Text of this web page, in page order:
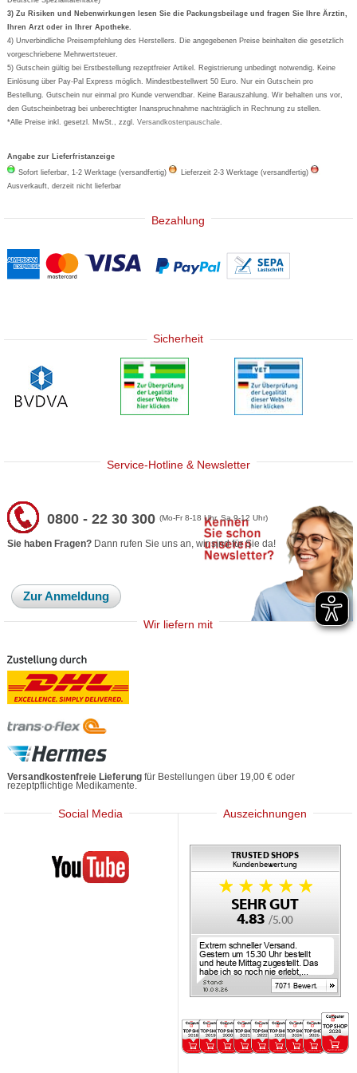
Formoline
Wick
Eucerin
Basica
3) Zu Risiken und Nebenwirkungen lesen Sie die Packungsbeilage und fragen Sie Ihre Ärztin,
Ihren Arzt oder in Ihrer Apotheke.
4) Unverbindliche Preisempfehlung des Herstellers. Die angegebenen Preise beinhalten die gesetzlich
vorgeschriebene Mehrwertsteuer.
5) Gutschein gültig bei Erstbestellung rezeptfreier Artikel. Registrierung unbedingt notwendig. Keine
Einlösung über Pay-Pal Express möglich. Mindestbestellwert 50 Euro. Nur ein Gutschein pro
Bestellung. Gutschein nur einmal pro Kunde verwendbar. Keine Barauszahlung. Wir behalten uns vor,
den Gutscheinbetrag bei unberechtigter Inanspruchnahme nachträglich in Rechnung zu stellen.
*Alle Preise inkl. gesetzl. MwSt., zzgl.Versandkostenpauschale
Angabe zur Lieferfristanzeige
Sofort lieferbar, 1-2 Werktage (versandfertig)
Lieferzeit 2-3 Werktage (versandfertig)
Ausverkauft, derzeit nicht lieferbar
Bezahlung
Sicherheit
Service-Hotline & Newsletter
0800 - 22 30 300(Mo-Fr 8-18 Uhr, Sa 9-12 Uhr)
Sie haben Fragen? Dann rufen Sie uns an, wir sind für Sie da!
Zur Anmeldung
Wir liefern mit
Versandkostenfreie Lieferung für Bestellungen über 19,00 € oder
rezeptpflichtige Medikamente.
Social Media
Mediherz
Auszeichnungen